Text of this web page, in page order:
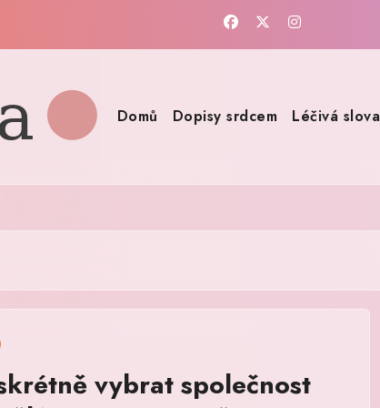
Domů Dopisy srdcem Léčivá slova
vybrat společnost